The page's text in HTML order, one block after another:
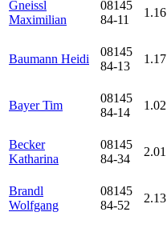
Gneissl
Maximilian
08145
84-11
1.16
Baumann Heidi
08145
84-13
1.17
Bayer Tim
08145
84-14
1.02
Becker
Katharina
08145
84-34
2.01
Brandl
Wolfgang
08145
84-52
2.13